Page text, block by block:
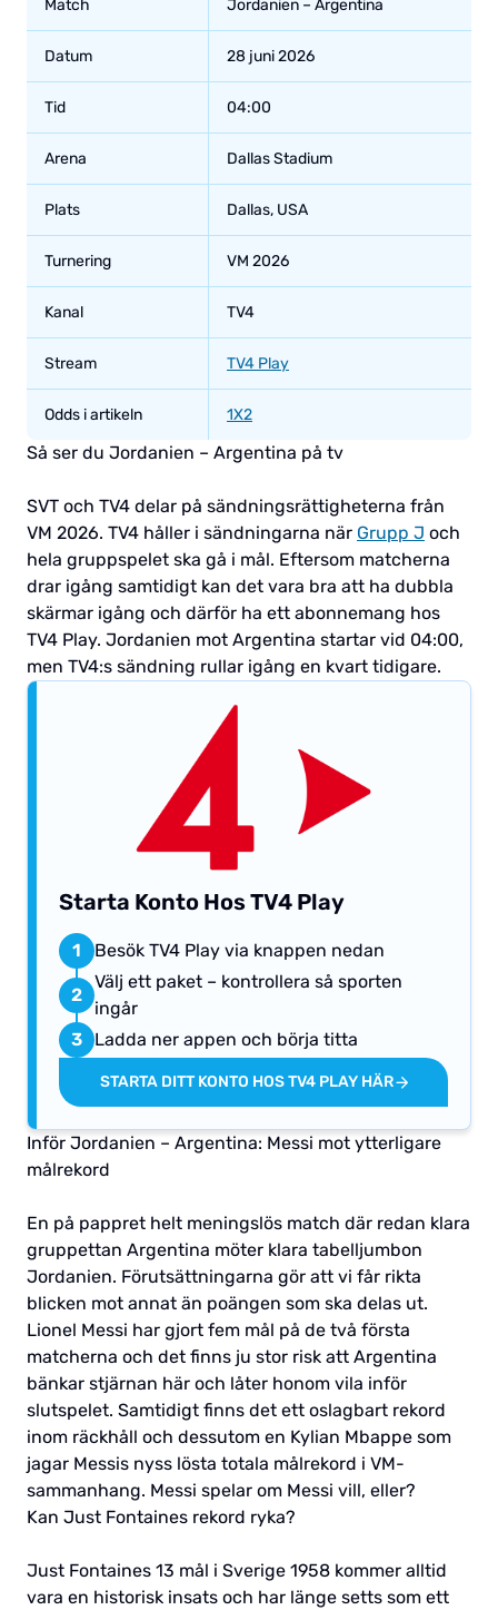
Match Jordanien – Argentina
Datum 28 juni 2026
Tid 04:00
Arena Dallas Stadium
Plats Dallas, USA
Turnering VM 2026
Kanal TV4
Stream TV4 Play
Odds i artikeln 1X2
Så ser du Jordanien – Argentina på tv
SVT och TV4 delar på sändningsrättigheterna från
VM 2026. TV4 håller i sändningarna när Grupp J och
hela gruppspelet ska gå i mål. Eftersom matcherna
drar igång samtidigt kan det vara bra att ha dubbla
skärmar igång och därför ha ett abonnemang hos
TV4 Play. Jordanien mot Argentina startar vid 04:00,
men TV4:s sändning rullar igång en kvart tidigare.
Starta Konto Hos TV4 Play
1 Besök TV4 Play via knappen nedan
2
Välj ett paket – kontrollera så sporten
ingår
3
Ladda ner appen och börja titta
STARTA DITT KONTO HOS TV4 PLAY HÄR
Inför Jordanien – Argentina: Messi mot ytterligare
målrekord
En på pappret helt meningslös match där redan klara
gruppettan Argentina möter klara tabelljumbon
Jordanien. Förutsättningarna gör att vi får rikta
blicken mot annat än poängen som ska delas ut.
Lionel Messi har gjort fem mål på de två första
matcherna och det finns ju stor risk att Argentina
bänkar stjärnan här och låter honom vila inför
slutspelet. Samtidigt finns det ett oslagbart rekord
inom räckhåll och dessutom en Kylian Mbappe som
jagar Messis nyss lösta totala målrekord i VM-
sammanhang. Messi spelar om Messi vill, eller?
Kan Just Fontaines rekord ryka?
Just Fontaines 13 mål i Sverige 1958 kommer alltid
vara en historisk insats och har länge setts som ett